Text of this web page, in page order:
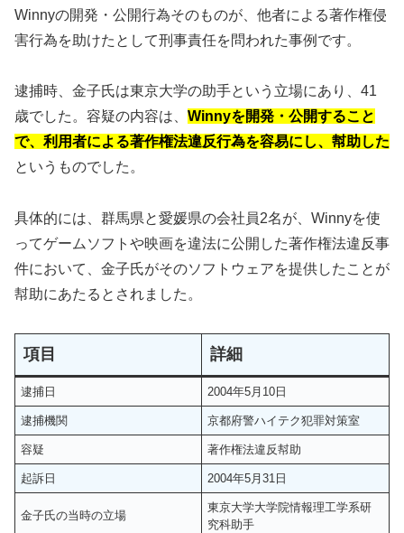
Winnyの開発・公開行為そのものが、他者による著作権侵
害行為を助けたとして刑事責任を問われた事例です。
逮捕時、金子氏は東京大学の助手という立場にあり、41
歳でした。容疑の内容は、 Winnyを開発・公開すること
で、利用者による著作権法違反行為を容易にし、幇助した
というものでした。
具体的には、群馬県と愛媛県の会社員2名が、Winnyを使
ってゲームソフトや映画を違法に公開した著作権法違反事
件において、金子氏がそのソフトウェアを提供したことが
幇助にあたるとされました。
項目 詳細
逮捕日 2004年5月10日
逮捕機関 京都府警ハイテク犯罪対策室
容疑 著作権法違反幇助
起訴日 2004年5月31日
金子氏の当時の立場
東京大学大学院情報理工学系研
究科助手